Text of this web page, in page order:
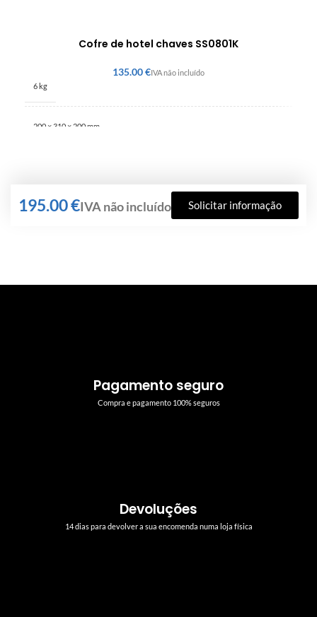
Cofre de hotel chaves SS0801K
€
6 kg
200 × 310 × 200 mm
€ Solicitar informação
Pagamento seguro
Compra e pagamento 100% seguros
Devoluções
14 dias para devolver a sua encomenda numa loja física